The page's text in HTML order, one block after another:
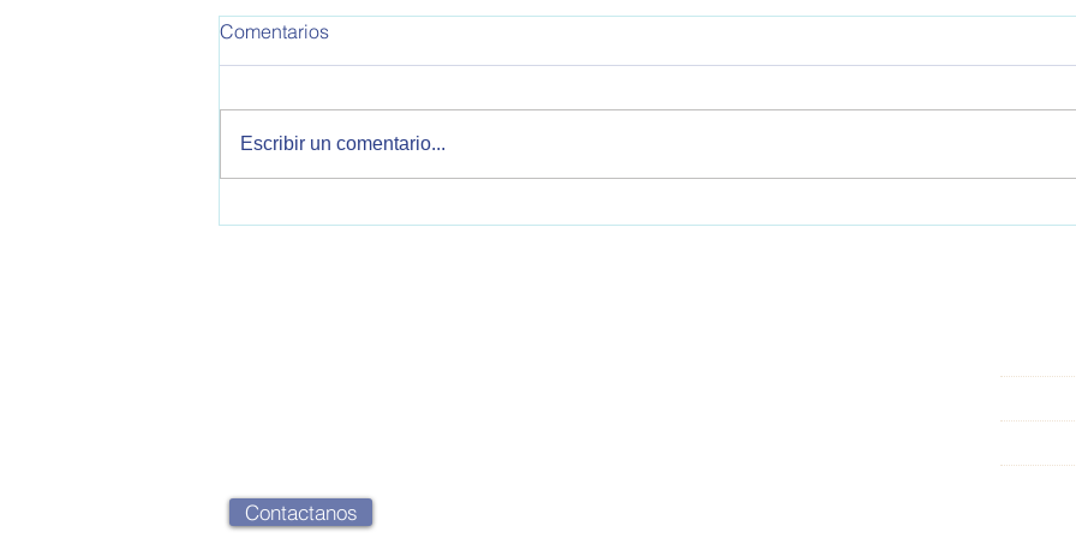
Comentarios
Escribir un comentario...
Contactanos